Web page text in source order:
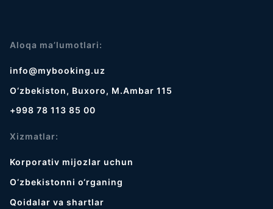
Aloqa ma’lumotlari:
info@mybooking.uz
O‘zbekiston, Buxoro, M.Ambar 115
+998 78 113 85 00
Xizmatlar:
Korporativ mijozlar uchun
O‘zbekistonni o‘rganing
Qoidalar va shartlar